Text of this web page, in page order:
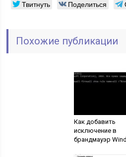
Твитнуть Поделиться
Похожие публикации
Как добавить
исключение в
брандмауэр